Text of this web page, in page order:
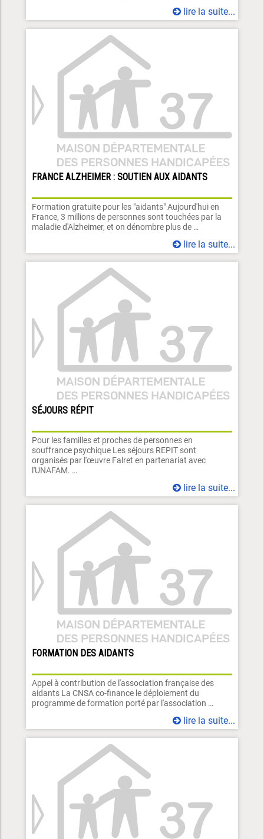
lire la suite...
FRANCE ALZHEIMER : SOUTIEN AUX AIDANTS
Formation gratuite pour les "aidants" Aujourd'hui en
France, 3 millions de personnes sont touchées par la
maladie d'Alzheimer, et on dénombre plus de …
lire la suite...
SÉJOURS RÉPIT
Pour les familles et proches de personnes en
souffrance psychique Les séjours REPIT sont
organisés par l'œuvre Falret en partenariat avec
l'UNAFAM. …
lire la suite...
FORMATION DES AIDANTS
Appel à contribution de l'association française des
aidants La CNSA co-finance le déploiement du
programme de formation porté par l'association …
lire la suite...